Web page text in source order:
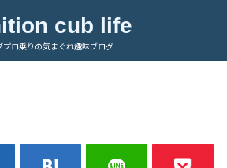
cub life
プロ乗りの気まぐれ趣味ブログ